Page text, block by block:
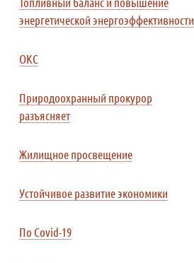
энергетической энергоэффективности
ОКС
Природоохранный прокурор
разъясняет
Жилищное просвещение
Устойчивое развитие экономики
По Covid-19